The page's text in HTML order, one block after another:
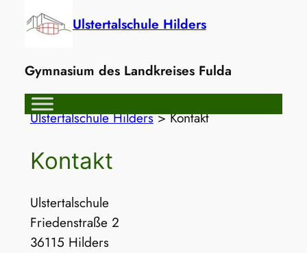
Inhalt
Ulstertalschule Hilders
Gymnasium des Landkreises Fulda
Ulstertalschule Hilders>Kontakt
Kontakt
Ulstertalschule
Friedenstraße 2
36115 Hilders